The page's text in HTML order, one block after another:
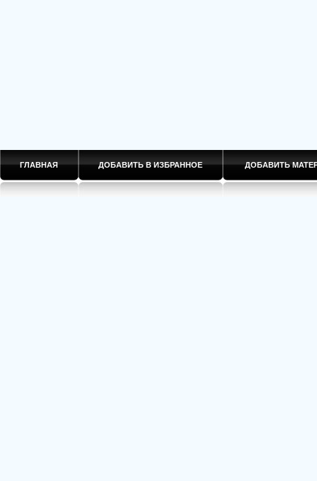
ГЛАВНАЯ ДОБАВИТЬ В ИЗБРАННОЕ ДОБАВИТЬ